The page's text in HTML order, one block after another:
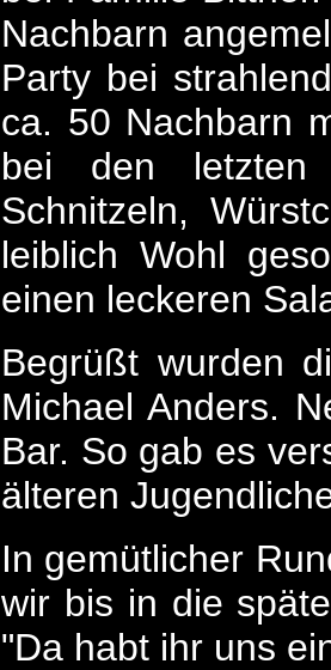
Nachbarn
Party bei
ca. 50 Nachbarn
bei den
Schnitzeln,
leiblich Wohl
einen leckeren
Begrüßt wurden
Michael Anders.
Bar. So gab es
älteren
In gemütlicher
wir bis in die
"Da habt ihr uns